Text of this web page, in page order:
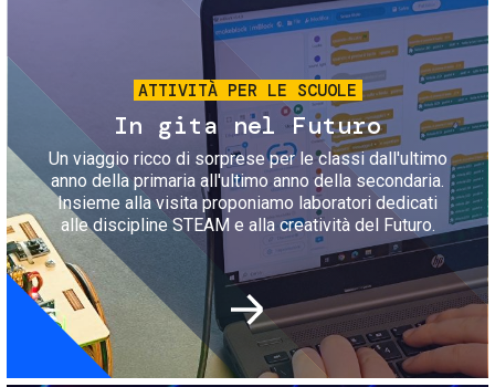
ATTIVITÀ PER LE SCUOLE
In gita nel Futuro
Un viaggio ricco di sorprese per le classi dall'ultimo
anno della primaria all'ultimo anno della secondaria.
Insieme alla visita proponiamo laboratori dedicati
alle discipline STEAM e alla creatività del Futuro.